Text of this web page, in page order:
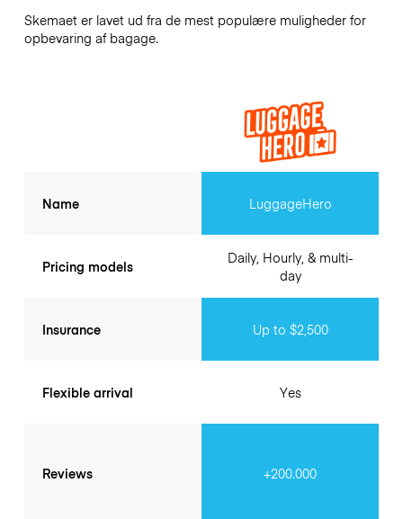
Skemaet er lavet ud fra de mest populære muligheder for
opbevaring af bagage.
Name
Pricing models
Insurance
Flexible arrival
Reviews
LuggageHero
Daily, Hourly, & multi-
day
Up to $2,500
Yes
+200.000